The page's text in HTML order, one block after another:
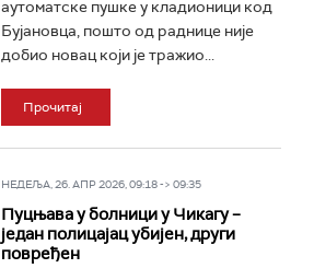
аутоматске пушке у кладионици код
Бујановца, пошто од раднице није
добио новац који је тражио...
Прочитај
НЕДЕЉА, 26. АПР 2026, 09:18 -> 09:35
Пуцњава у болници у Чикагу –
један полицајац убијен, други
повређен